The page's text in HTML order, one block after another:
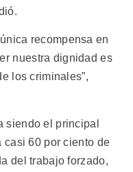
recompensa en
nuestra dignidad es
los criminales”,
siendo el principal
casi 60 por ciento de
del trabajo forzado,